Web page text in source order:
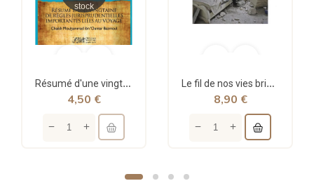
stock
Résumé d'une vingtaine de règles jurisprudentielles liées au voyage - Bazmoul - Héritage...
4,50 €
Le fil de nos vies brisées - poche - Cécile Hennion - Points
8,90 €